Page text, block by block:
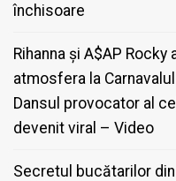
închisoare
Rihanna și A$AP Rocky
atmosfera la
Dansul provocator al
devenit viral – Video
Secretul bucătarilor